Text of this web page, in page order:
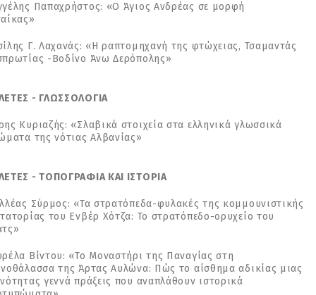
Παπαχρήστος: «Ο Άγιος Ανδρέας σε μορφή
Γ. Λαχανάς: «Η ραπτομηχανή της φτώχειας, Τσαμαντάς
-Βοδίνο Άνω Δερόπολης»
- ΓΛΩΣΣΟΛΟΓΙΑ
Κυριαζής: «Σλαβικά στοιχεία στα ελληνικά γλωσσικά
της νότιας Αλβανίας»
- ΤΟΠΟΓΡΑΦΙΑ ΚΑΙ ΙΣΤΟΡΙΑ
Σύρμος: «Τα στρατόπεδα-φυλακές της κομμουνιστικής
του Ενβέρ Χότζα: Το στρατόπεδο-ορυχείο του
Βίντου: «Το Μοναστήρι της Παναγίας στη
της Άρτας Αυλώνα: Πώς το αίσθημα αδικίας μιας
γεννά πράξεις που αναπλάθουν ιστορικά